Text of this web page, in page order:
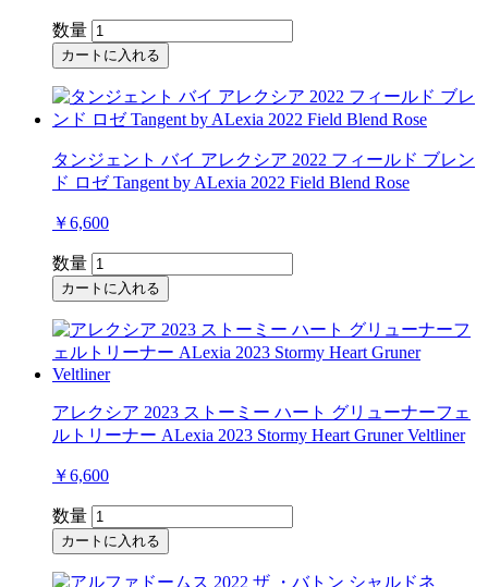
数量
カートに入れる
タンジェント バイ アレクシア 2022 フィールド ブレン
ド ロゼ Tangent by ALexia 2022 Field Blend Rose
￥6,600
数量
カートに入れる
アレクシア 2023 ストーミー ハート グリューナーフェ
ルトリーナー ALexia 2023 Stormy Heart Gruner Veltliner
￥6,600
数量
カートに入れる